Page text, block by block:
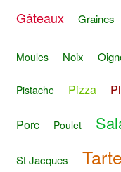
Gâteaux Graines
Moules Noix
Pistache Pizza
Porc Poulet
St Jacques